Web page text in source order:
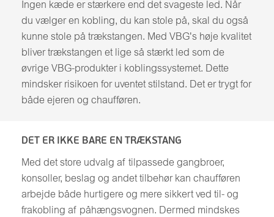
Ingen kæde er stærkere end det svageste led. Når
du vælger en kobling, du kan stole på, skal du også
kunne stole på trækstangen. Med VBG's høje kvalitet
bliver trækstangen et lige så stærkt led som de
øvrige VBG-produkter i koblingssystemet. Dette
mindsker risikoen for uventet stilstand. Det er trygt for
både ejeren og chaufføren.
DET ER IKKE BARE EN TRÆKSTANG
Med det store udvalg af tilpassede gangbroer,
konsoller, beslag og andet tilbehør kan chaufføren
arbejde både hurtigere og mere sikkert ved til- og
frakobling af påhængsvognen. Dermed mindskes